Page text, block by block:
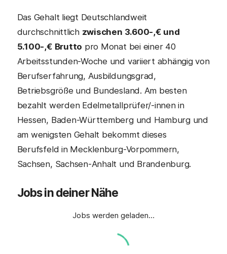
Das Gehalt liegt Deutschlandweit
durchschnittlich zwischen 3.600-,€ und
5.100-,€ Brutto pro Monat bei einer 40
Arbeitsstunden-Woche und variiert abhängig von
Berufserfahrung, Ausbildungsgrad,
Betriebsgröße und Bundesland. Am besten
bezahlt werden Edelmetallprüfer/-innen in
Hessen, Baden-Württemberg und Hamburg und
am wenigsten Gehalt bekommt dieses
Berufsfeld in Mecklenburg-Vorpommern,
Sachsen, Sachsen-Anhalt und Brandenburg.
Jobs in deiner Nähe
Jobs werden geladen…